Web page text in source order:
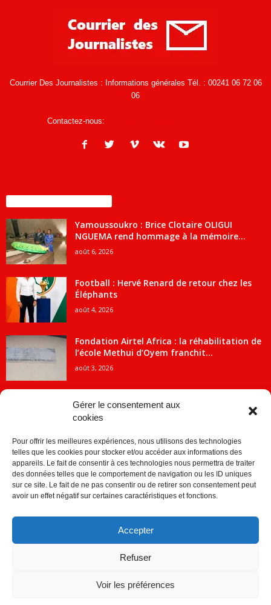
Gérer le consentement aux
cookies
Pour offrir les meilleures expériences, nous utilisons des technologies
telles que les cookies pour stocker et/ou accéder aux informations des
appareils. Le fait de consentir à ces technologies nous permettra de traiter
des données telles que le comportement de navigation ou les ID uniques
sur ce site. Le fait de ne pas consentir ou de retirer son consentement peut
avoir un effet négatif sur certaines caractéristiques et fonctions.
Accepter
Refuser
Voir les préférences
Courrier Des Journalistes : Informations générales Tél. : 00241 06 72 06
06
Contactez-nous:
Yamoussoukro : Brice Clotaire OLIGUI
NGUEMA rend hommage à la mémoire...
août 6, 2026
Football : Hervé Renard de retour chez les
Éléphants
août 4, 2026
Fondation Airtel Africa : la réhabilitation de
l’école Methui d’Oyem franchit...
août 3, 2026
CATÉGORIE POPULAIRE
ACTUALITES
Economie 2091
1840
Société
Sport 859